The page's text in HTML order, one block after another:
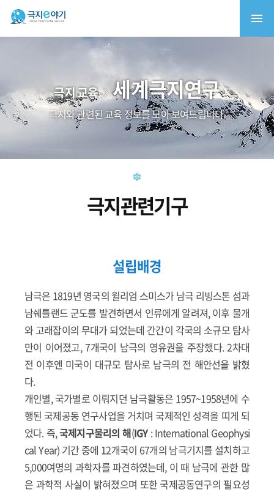
극지 교육 세계극지연구
극지와 관련된 교육 정보를 모아 보여드립니다.
극지관련기구
설립배경
남극은 1819년 영국의 윌리엄 스미스가 남극 리빙스톤 섬과
남쉐틀랜드 군도를 발견하면서 인류에게 알려져, 이후 물개
와 고래잡이의 무대가 되었는데 간간이 각국의 소규모 탐사
만이 이어졌고, 7개국이 남극의 영유권을 주장했다. 2차대
전 이후엔 미국이 대규모 탐사로 남극의 전 해안선을 밝혔
다.
개인별, 국가별로 이뤄지던 남극활동은 1957~1958년에 수
행된 국제공동 연구사업을 거치며 국제적인 성격을 띠게 되
었다. 즉,국제지구물리의 해(IGY: International Geophysi
cal Year) 기간 중에 12개국이 67개의 남극기지를 설치하고
5,000여명의 과학자를 파견하였는데, 이 때 남극에 관한 많
은 과학적 사실이 밝혀졌으며 또한 국제공동연구의 필요성